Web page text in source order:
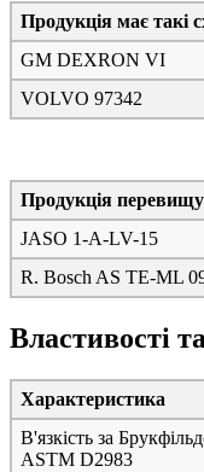
Продукція має такі
GM DEXRON VI
VOLVO 97342
Продукція
JASO 1-A-LV-15
R. Bosch AS TE-ML
Властивості
Характеристика
В'язкість за
ASTM D2983